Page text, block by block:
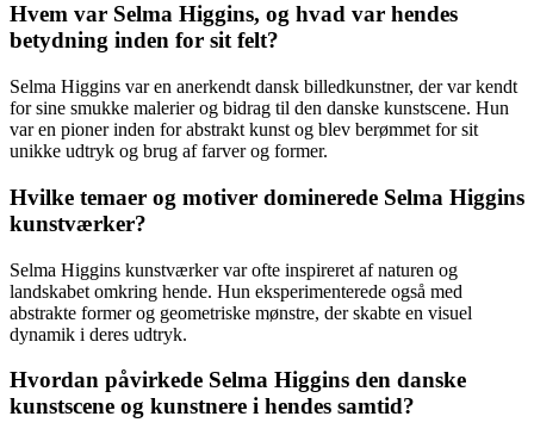
Hvem var Selma Higgins, og hvad var hendes
betydning inden for sit felt?
Selma Higgins var en anerkendt dansk billedkunstner, der var kendt
for sine smukke malerier og bidrag til den danske kunstscene. Hun
var en pioner inden for abstrakt kunst og blev berømmet for sit
unikke udtryk og brug af farver og former.
Hvilke temaer og motiver dominerede Selma Higgins
kunstværker?
Selma Higgins kunstværker var ofte inspireret af naturen og
landskabet omkring hende. Hun eksperimenterede også med
abstrakte former og geometriske mønstre, der skabte en visuel
dynamik i deres udtryk.
Hvordan påvirkede Selma Higgins den danske
kunstscene og kunstnere i hendes samtid?